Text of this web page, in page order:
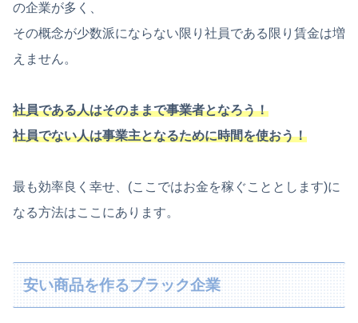
の企業が多く、
その概念が少数派にならない限り社員である限り賃金は増
えません。
社員である人はそのままで事業者となろう！
社員でない人は事業主となるために時間を使おう！
最も効率良く幸せ、(ここではお金を稼ぐこととします)に
なる方法はここにあります。
安い商品を作るブラック企業